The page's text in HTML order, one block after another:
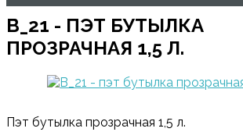
B_21 - ПЭТ БУТЫЛКА
ПРОЗРАЧНАЯ 1,5 Л.
Пэт бутылка прозрачная 1,5 л.